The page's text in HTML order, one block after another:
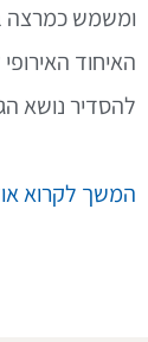
ומשמש כמרצה
להסדיר נושא
המשך לקרוא